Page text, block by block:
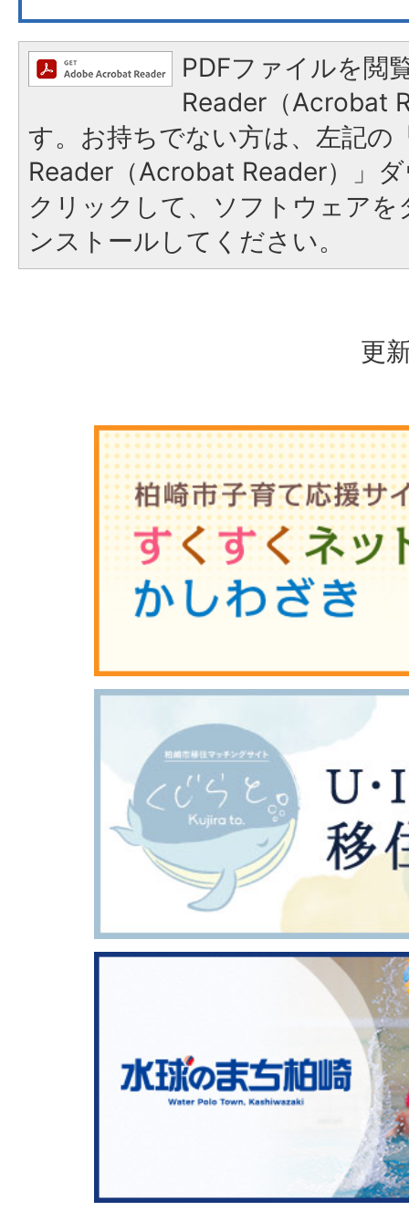
PDFファイルを閲
Reader（Acrobat
す。お持ちでない方は、左記の
Reader（Acrobat Reader）」
クリックして、ソフトウェア
ンストールしてください。
更